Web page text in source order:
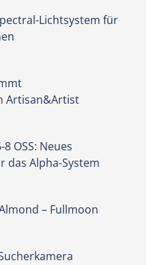
Lichtsystem für
Artisan&Artist
OSS: Neues
das Alpha-System
– Fullmoon